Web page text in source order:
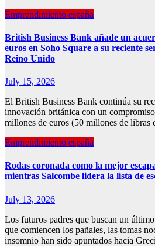
Emprendimiento españa
British Business Bank añade un
euros en Soho Square a su reciente
Reino Unido
July 15, 2026
El British Business Bank continúa su
innovación británica con un
millones de euros (50 millones de
Emprendimiento españa
Rodas coronada como la mejor
mientras Salcombe lidera la lista de
July 13, 2026
Los futuros padres que buscan un
que comiencen los pañales, las tomas
insomnio han sido apuntados hacia